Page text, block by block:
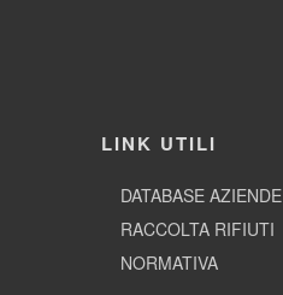
LINK UTILI
DATABASE AZIENDE
RACCOLTA RIFIUTI
NORMATIVA